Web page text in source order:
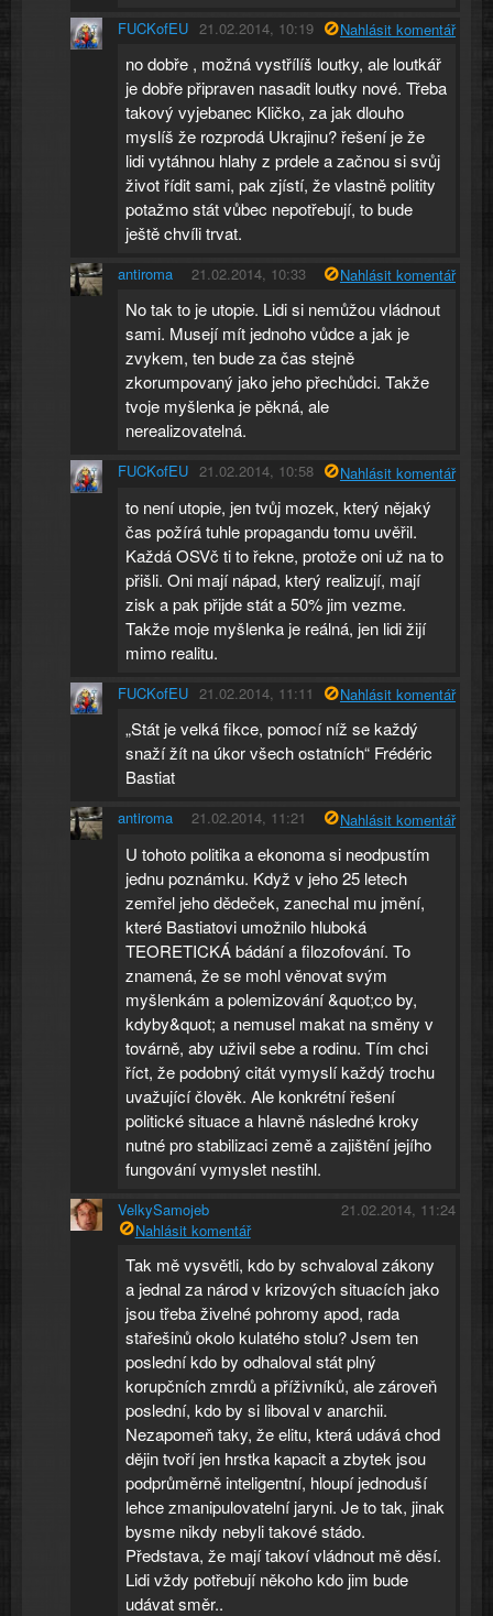
FUCKofEU 21.02.2014, 10:19 Nahlásit komentář
no dobře , možná vystřílíš loutky, ale loutkář
je dobře připraven nasadit loutky nové. Třeba
takový vyjebanec Kličko, za jak dlouho
myslíš že rozprodá Ukrajinu? řešení je že
lidi vytáhnou hlahy z prdele a začnou si svůj
život řídit sami, pak zjístí, že vlastně politity
potažmo stát vůbec nepotřebují, to bude
ještě chvíli trvat.
antiroma 21.02.2014, 10:33 Nahlásit komentář
No tak to je utopie. Lidi si nemůžou vládnout
sami. Musejí mít jednoho vůdce a jak je
zvykem, ten bude za čas stejně
zkorumpovaný jako jeho přechůdci. Takže
tvoje myšlenka je pěkná, ale
nerealizovatelná.
FUCKofEU 21.02.2014, 10:58 Nahlásit komentář
to není utopie, jen tvůj mozek, který nějaký
čas požírá tuhle propagandu tomu uvěřil.
Každá OSVč ti to řekne, protože oni už na to
přišli. Oni mají nápad, který realizují, mají
zisk a pak přijde stát a 50% jim vezme.
Takže moje myšlenka je reálná, jen lidi žijí
mimo realitu.
FUCKofEU 21.02.2014, 11:11 Nahlásit komentář
„Stát je velká fikce, pomocí níž se každý
snaží žít na úkor všech ostatních“ Frédéric
Bastiat
antiroma 21.02.2014, 11:21 Nahlásit komentář
U tohoto politika a ekonoma si neodpustím
jednu poznámku. Když v jeho 25 letech
zemřel jeho dědeček, zanechal mu jmění,
které Bastiatovi umožnilo hluboká
TEORETICKÁ bádání a filozofování. To
znamená, že se mohl věnovat svým
myšlenkám a polemizování &quot;co by,
kdyby&quot; a nemusel makat na směny v
továrně, aby uživil sebe a rodinu. Tím chci
říct, že podobný citát vymyslí každý trochu
uvažující člověk. Ale konkrétní řešení
politické situace a hlavně následné kroky
nutné pro stabilizaci země a zajištění jejího
fungování vymyslet nestihl.
VelkySamojeb
21.02.2014, 11:24
Nahlásit komentář
Tak mě vysvětli, kdo by schvaloval zákony
a jednal za národ v krizových situacích jako
jsou třeba živelné pohromy apod, rada
stařešinů okolo kulatého stolu? Jsem ten
poslední kdo by odhaloval stát plný
korupčních zmrdů a příživníků, ale zároveň
poslední, kdo by si liboval v anarchii.
Nezapomeň taky, že elitu, která udává chod
dějin tvoří jen hrstka kapacit a zbytek jsou
podprůměrně inteligentní, hloupí jednoduší
lehce zmanipulovatelní jaryni. Je to tak, jinak
bysme nikdy nebyli takové stádo.
Představa, že mají takoví vládnout mě děsí.
Lidi vždy potřebují někoho kdo jim bude
udávat směr..